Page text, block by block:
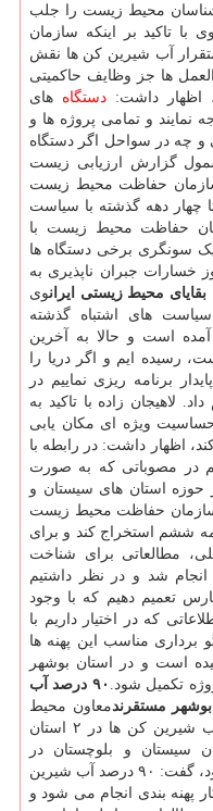
محیط زیست را جلب
با تاکید بر اینکه سازمان
آب شیرین کن ها نقش
ها جز وظایف حاکمیتی
اظهار داشت:دستگاه های
نمایند و تمامی پروژه ها و
چه در سواحل اگر دستگاه
گزارش ارزیابی زیست
حفاظت محیط زیست
چهار دهه گذشته با سیاست
حفاظت محیط زیست با
سونگری برخی دستگاه ها
خسارات جبران ناپذیری به
بقایای محیط زیستی ایرانوی
های اشتباه گذشته
است و حالا به آخرین
رسیده ایم و اگر دریا را
برنامه ریزی نماییم در
لاهیجان زاده با تاکید به
ویژه ای مکان یابی
اظهار داشت: در رابطه با
در مصوباتی که به صورت
استان های سیستان و
حفاظت محیط زیست
ششم استخراج کند و برای
مطالعاتی برای شناخت
شد و در نظر داشتیم
تعمیم دهیم که با وجود
که در اختیار داریم با
برداری مناسب این پهنه ها
است و در استان بوشهر
تکمیل شود.
۹۰ درصد آب
معاون محیط
زیست دریایی با اعلان اینکه موضوع آب شیرین کن ها در ۲ استان
سیستان و بلوچستان در
مطالعات توسعه مکران اجرایی می شود، گفت: ۹۰ درصد آب شیرین
و کار پهنه بندی انجام می شود و